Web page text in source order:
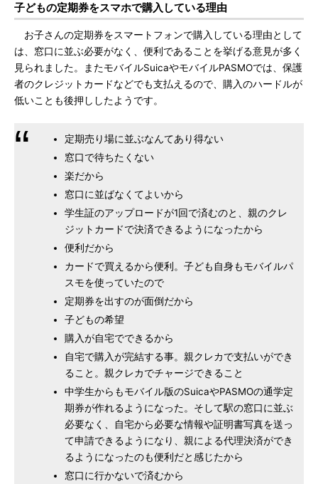
子どもの定期券をスマホで購入している理由
お子さんの定期券をスマートフォンで購入している理由として
は、窓口に並ぶ必要がなく、便利であることを挙げる意見が多く
見られました。またモバイルSuicaやモバイルPASMOでは、保護
者のクレジットカードなどでも支払えるので、購入のハードルが
低いことも後押ししたようです。
定期売り場に並ぶなんてあり得ない
窓口で待ちたくない
楽だから
窓口に並ばなくてよいから
学生証のアップロードが1回で済むのと、親のクレ
ジットカードで決済できるようになったから
便利だから
カードで買えるから便利。子ども自身もモバイルパ
スモを使っていたので
定期券を出すのが面倒だから
子どもの希望
購入が自宅でできるから
自宅で購入が完結する事。親クレカで支払いができ
ること。親クレカでチャージできること
中学生からもモバイル版のSuicaやPASMOの通学定
期券が作れるようになった。そして駅の窓口に並ぶ
必要なく、自宅から必要な情報や証明書写真を送っ
て申請できるようになり、親による代理決済ができ
るようになったのも便利だと感じたから
窓口に行かないで済むから